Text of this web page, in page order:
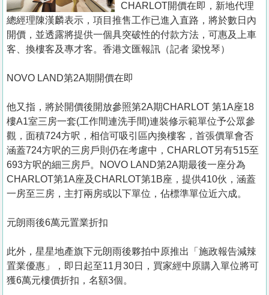
手
冊
關
我
們
CHARLOT開價在即，新地代理
總經理陳漢麟表示，項目推售工作已進入直路，將於數日內
開價，並透露將提供一個具突破性的付款方法，可惠及上車
客、換樓客及專才客。香港文匯報訊（記者 梁悅琴）
NOVO LAND第2A期開價在即
他又指，將於開價後開放參照第2A期CHARLOT 第1A座18
樓A1室三房一套(工作間連洗手間)連裝修示範單位予公眾參
觀，面積724方呎，相信可吸引區內換樓客，首張價單會否
涵蓋724方呎的三房戶則仍在考慮中，CHARLOT另有515至
693方呎的細三房戶。NOVO LAND第2A期最後一座分為
CHARLOT第1A座及CHARLOT第1B座，提供410伙，涵蓋
一房至三房，主打兩房或以下單位，佔標準單位近六成。
元朗雨後6萬元置業折扣
此外，星星地產旗下元朗雨後夥拍中原推出「施政報告減辣
置業優惠」，即日起至11月30日，買家經中原購入單位將可
獲6萬元樓價折扣，名額3個。